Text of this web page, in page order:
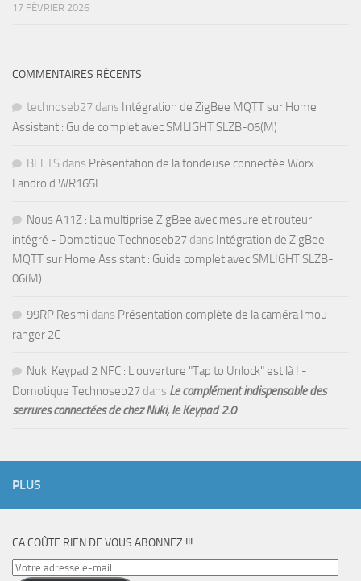
17 FÉVRIER 2026
COMMENTAIRES RÉCENTS
technoseb27 dans Intégration de ZigBee MQTT sur Home
Assistant : Guide complet avec SMLIGHT SLZB-06(M)
BEETS dans Présentation de la tondeuse connectée Worx
Landroid WR165E
Nous A11Z : La multiprise ZigBee avec mesure et routeur
intégré - Domotique Technoseb27 dans Intégration de ZigBee
MQTT sur Home Assistant : Guide complet avec SMLIGHT SLZB-
06(M)
99RP Resmi dans Présentation complète de la caméra Imou
ranger 2C
Nuki Keypad 2 NFC : L'ouverture "Tap to Unlock" est là ! -
Domotique Technoseb27 dans Le complément indispensable des
serrures connectées de chez Nuki, le Keypad 2.0
PLUS
CA COÛTE RIEN DE VOUS ABONNEZ !!!
Votre